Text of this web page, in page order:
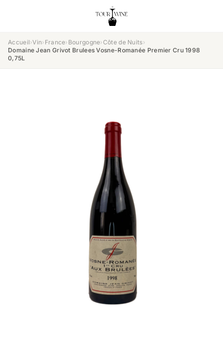
Accueil›Vin› France› Bourgogne›Côte de Nuits›
Domaine Jean Grivot Brulees Vosne-Romanée Premier Cru 1998
0,75L